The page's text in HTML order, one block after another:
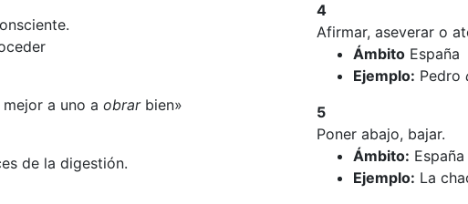
a uno a obrarbien»
de la digestión.
4
Afirmar, aseverar o
Ámbito España
Ejemplo: Pedro
5
Poner abajo, bajar.
Ámbito: España
Ejemplo: La